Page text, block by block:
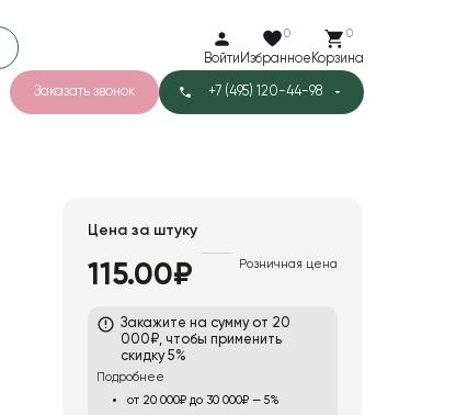
Войти
0
Избранное
0
Корзина
Заказать звонок +7 (495) 120-44-98
Цена за штуку
115.00₽ Розничная цена
Закажите на сумму от 20
000₽, чтобы применить
скидку 5%
Подробнее
от 20 000₽ до 30 000₽ — 5%